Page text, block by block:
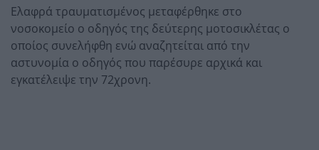
Ελαφρά τραυματισμένος μεταφέρθηκε στο
νοσοκομείο ο οδηγός της δεύτερης μοτοσικλέτας ο
οποίος συνελήφθη ενώ αναζητείται από την
αστυνομία ο οδηγός που παρέσυρε αρχικά και
εγκατέλειψε την 72χρονη.